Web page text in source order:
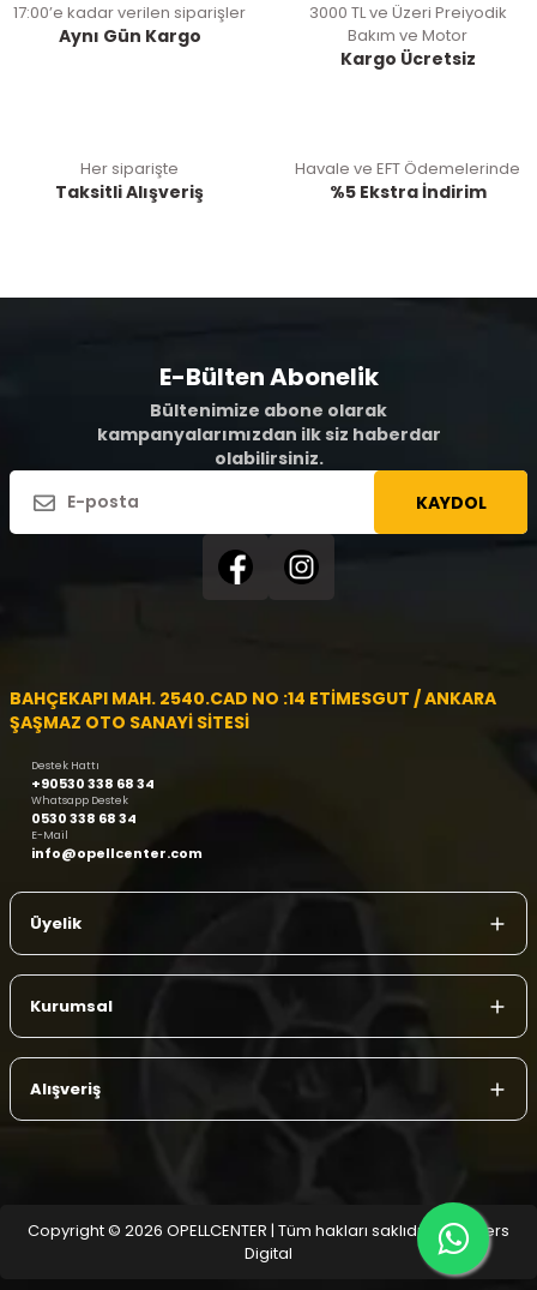
17:00’e kadar verilen siparişler
Aynı Gün Kargo
3000 TL ve Üzeri Preiyodik
Bakım ve Motor
Kargo Ücretsiz
Her siparişte
Taksitli Alışveriş
Havale ve EFT Ödemelerinde
%5 Ekstra İndirim
E-Bülten Abonelik
Bültenimize abone olarak
kampanyalarımızdan ilk siz haberdar
olabilirsiniz.
KAYDOL
BAHÇEKAPI MAH. 2540.CAD NO :14 ETİMESGUT / ANKARA
ŞAŞMAZ OTO SANAYİ SİTESİ
Destek Hattı
+90530 338 68 34
Whatsapp Destek
0530 338 68 34
E-Mail
info@opellcenter.com
Üyelik
Kurumsal
Alışveriş
Copyright © 2026 OPELLCENTER | Tüm hakları saklıdır.
| Reliefers
Digital